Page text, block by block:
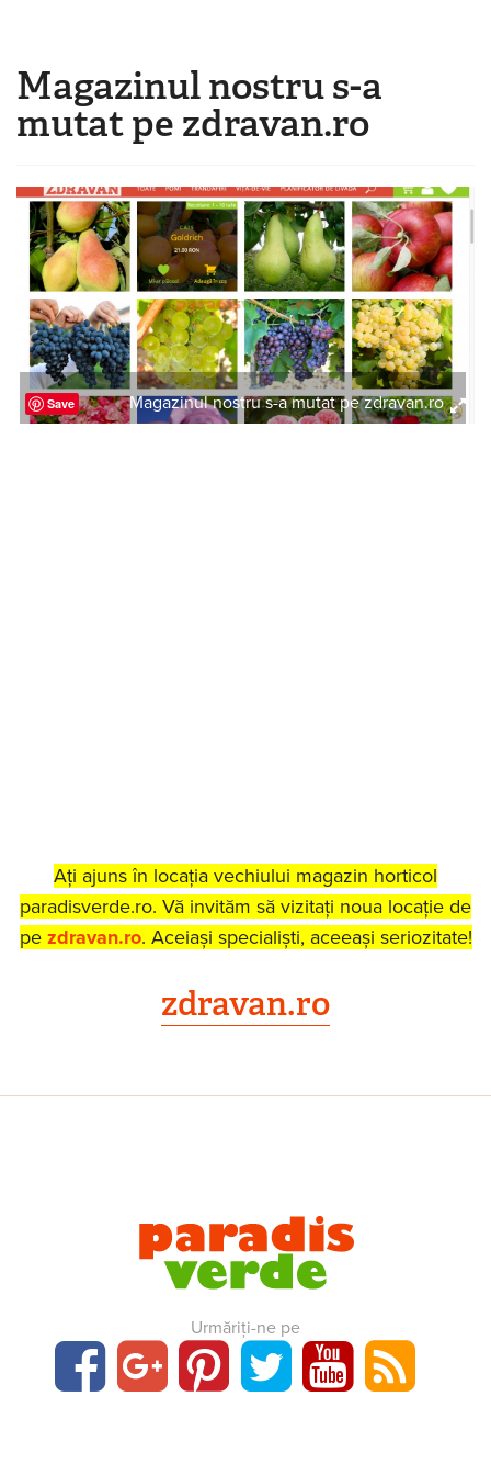
Mergi la conţinutul principal
Eşti aici
Magazinul nostru s-a
mutat pe zdravan.ro
Save Magazinul nostru s-a mutat pe zdravan.ro
Ați ajuns în locația vechiului magazin horticol
paradisverde.ro. Vă invităm să vizitați noua locație de
pe zdravan.ro. Aceiași specialiști, aceeași seriozitate!
zdravan.ro
Urmăriți-ne pe